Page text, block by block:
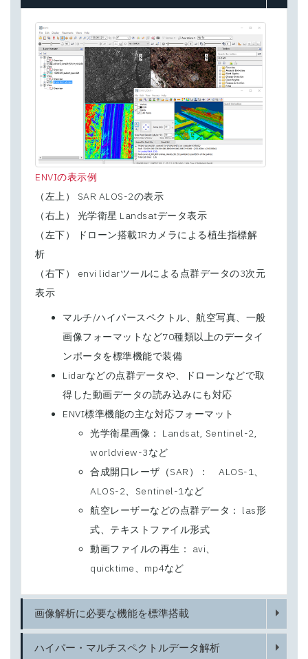
ENVIの表示例
（左上） SAR ALOS-2の表示
（右上） 光学衛星 Landsatデータ表示
（左下） ドローン搭載IRカメラによる植生指標解
析
（右下） envi lidarツールによる点群データの3次元
表示
マルチ/ハイパースペクトル、航空写真、一般
画像フォーマットなど70種類以上のデータイ
ンポータを標準機能で装備
Lidarなどの点群データや、ドローンなどで取
得した動画データの読み込みにも対応
ENVI標準機能の主な対応フォーマット
光学衛星画像： Landsat, Sentinel-2,
worldview-3など
合成開口レーザ（SAR）： ALOS-1、
ALOS-2、Sentinel-1など
航空レーザーなどの点群データ： las形
式、テキストファイル形式
動画ファイルの再生： avi、
quicktime、mp4など
画像解析に必要な機能を標準搭載
ハイパー・マルチスペクトルデータ解析